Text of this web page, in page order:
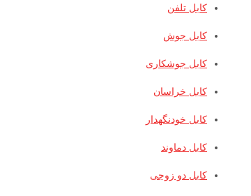
کابل تلفن
کابل جوش
کابل جوشکاری
کابل خراسان
کابل خودنگهدار
کابل دماوند
کابل دو زوجی